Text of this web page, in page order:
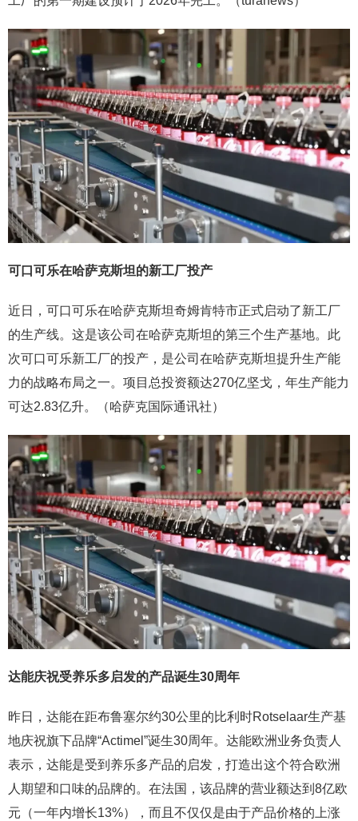
可口可乐在哈萨克斯坦的新工厂投产
近日，可口可乐在哈萨克斯坦奇姆肯特市正式启动了新工厂
的生产线。这是该公司在哈萨克斯坦的第三个生产基地。此
次可口可乐新工厂的投产，是公司在哈萨克斯坦提升生产能
力的战略布局之一。项目总投资额达270亿坚戈，年生产能力
可达2.83亿升。（哈萨克国际通讯社）
达能庆祝受养乐多启发的产品诞生30周年
昨日，达能在距布鲁塞尔约30公里的比利时Rotselaar生产基
地庆祝旗下品牌“Actimel”诞生30周年。达能欧洲业务负责人
表示，达能是受到养乐多产品的启发，打造出这个符合欧洲
人期望和口味的品牌的。在法国，该品牌的营业额达到8亿欧
元（一年内增长13%），而且不仅仅是由于产品价格的上涨